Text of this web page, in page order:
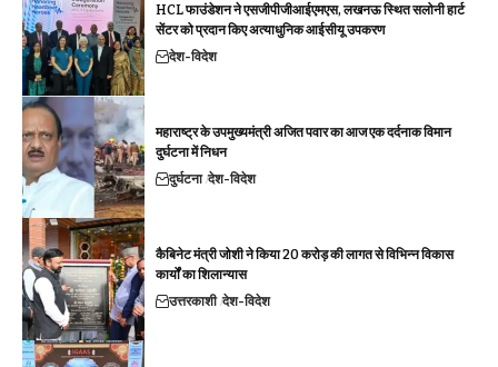
HCL फाउंडेशन ने एसजीपीजीआईएमएस, लखनऊ स्थित सलोनी हार्ट
सेंटर को प्रदान किए अत्याधुनिक आईसीयू उपकरण
देश-विदेश
महाराष्ट्र के उपमुख्यमंत्री अजित पवार का आज एक दर्दनाक विमान
दुर्घटना में निधन
दुर्घटना देश-विदेश
कैबिनेट मंत्री जोशी ने किया 20 करोड़ की लागत से विभिन्न विकास
कार्यों का शिलान्यास
उत्तरकाशी देश-विदेश